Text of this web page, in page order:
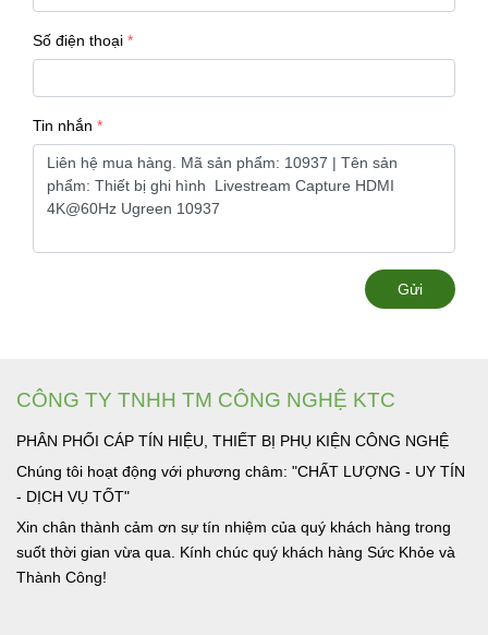
Số điện thoại
Tin nhắn
Gửi
CÔNG TY TNHH TM CÔNG NGHỆ KTC
PHÂN PHỐI CÁP TÍN HIỆU, THIẾT BỊ PHỤ KIỆN CÔNG NGHỆ
Chúng tôi hoạt động với phương châm: "CHẤT LƯỢNG - UY TÍN
- DỊCH VỤ TỐT"
Xin chân thành cảm ơn sự tín nhiệm của quý khách hàng trong
suốt thời gian vừa qua. Kính chúc quý khách hàng Sức Khỏe và
Thành Công!